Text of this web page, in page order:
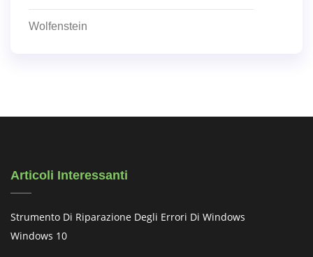
Wolfenstein
Articoli Interessanti
Strumento Di Riparazione Degli Errori Di Windows
Windows 10